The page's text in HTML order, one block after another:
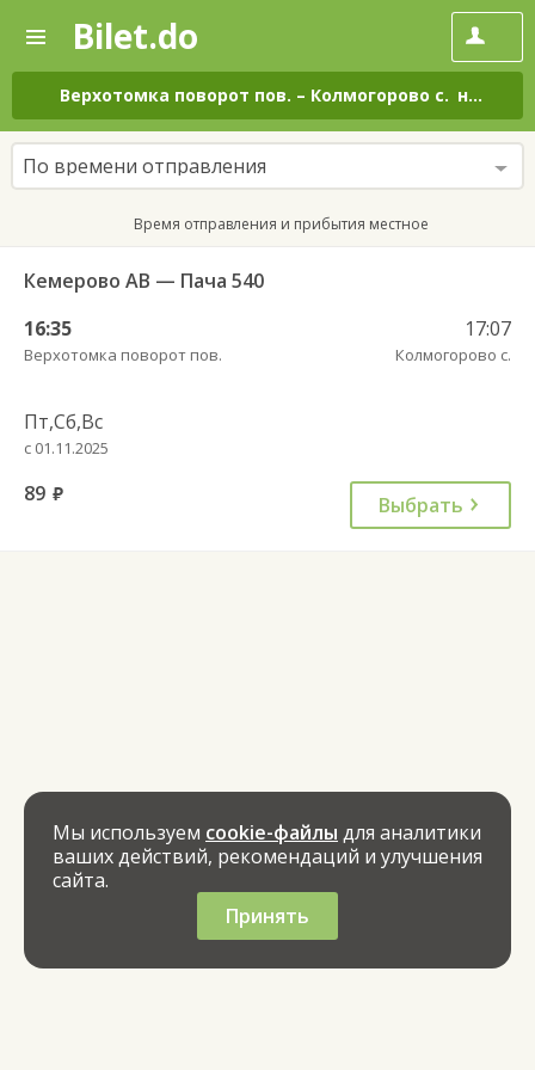
—
Поиск
и
покупка
билетов
на
автобус
онлайн
Bilet.do
Верхотомка поворот пов. – Колмогорово с. на все дни
По времени отправления
Время отправления и прибытия местное
Кемерово АВ — Пача 540
16:35
Верхотомка поворот пов.
17:07
Колмогорово с.
Пт,Сб,Вс
с 01.11.2025
89 руб. Выбрать
Мы используем cookie-файлы для аналитики
ваших действий, рекомендаций и улучшения
сайта.
Принять